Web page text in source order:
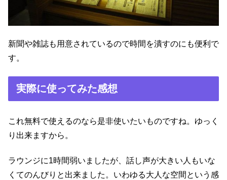
新聞や雑誌も用意されているので時間を潰すのにも便利で
す。
実際に使ってみた感想
これ無料で使えるのなら是非使いたいものですね。ゆっく
り出来ますから。
ラウンジに1時間弱いましたが、話し声が大きい人もいな
くてのんびりと出来ました。いわゆる大人な空間という感